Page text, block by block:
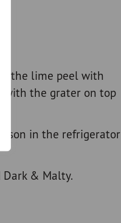
the lime peel with
with the grater on top
in the refrigerator
Dark & Malty.